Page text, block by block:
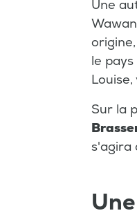
Une
origine,
le
Sur la
s'agira